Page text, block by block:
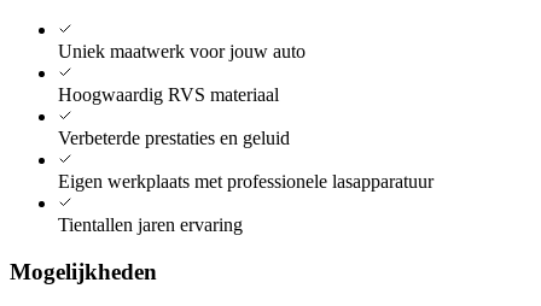
Uniek maatwerk voor jouw auto
Hoogwaardig RVS materiaal
Verbeterde prestaties en geluid
Eigen werkplaats met professionele lasapparatuur
Tientallen jaren ervaring
Mogelijkheden